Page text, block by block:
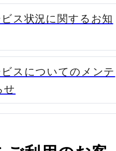
ス状況に関するお知
ビスについてのメンテ
せ